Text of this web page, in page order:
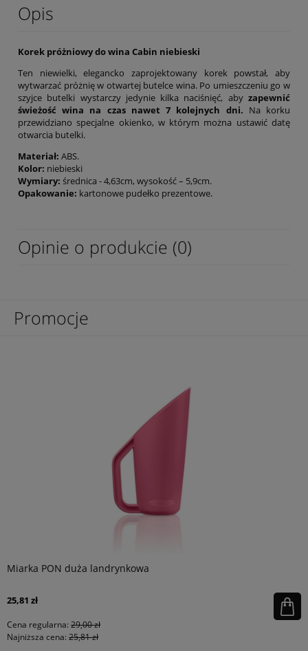
Opis
Korek próżniowy do wina Cabin niebieski
Ten niewielki, elegancko zaprojektowany korek powstał, aby
wytwarzać próżnię w otwartej butelce wina. Po umieszczeniu go w
szyjce butelki wystarczy jedynie kilka naciśnięć, aby zapewnić
świeżość wina na czas nawet 7 kolejnych dni. Na korku
przewidziano specjalne okienko, w którym można ustawić datę
otwarcia butelki.
Materiał: ABS.
Kolor: niebieski
Wymiary: średnica - 4,63cm, wysokość – 5,9cm.
Opakowanie: kartonowe pudełko prezentowe.
Opinie o produkcie (0)
Promocje
Miarka PON duża landrynkowa
25,81 zł
Cena regularna: 29,00 zł
Najniższa cena: 25,81 zł